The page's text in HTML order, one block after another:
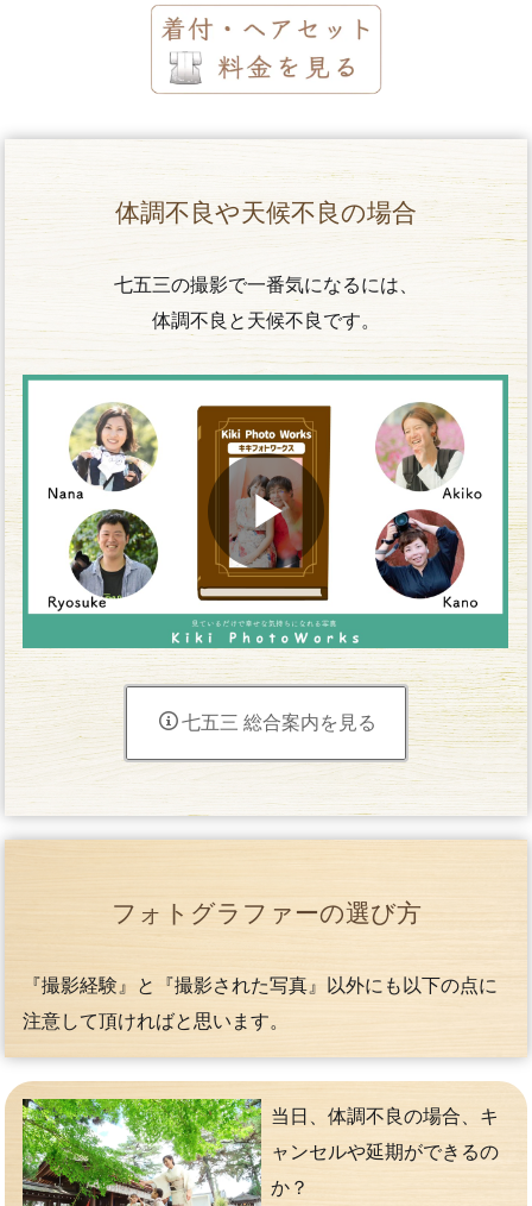
体調不良や天候不良の場合
七五三の撮影で一番気になるには、
体調不良と天候不良です。
七五三 総合案内を見る
フォトグラファーの選び方
『撮影経験』と『撮影された写真』以外にも以下の点に
注意して頂ければと思います。
当日、体調不良の場合、キ
ャンセルや延期ができるの
か？